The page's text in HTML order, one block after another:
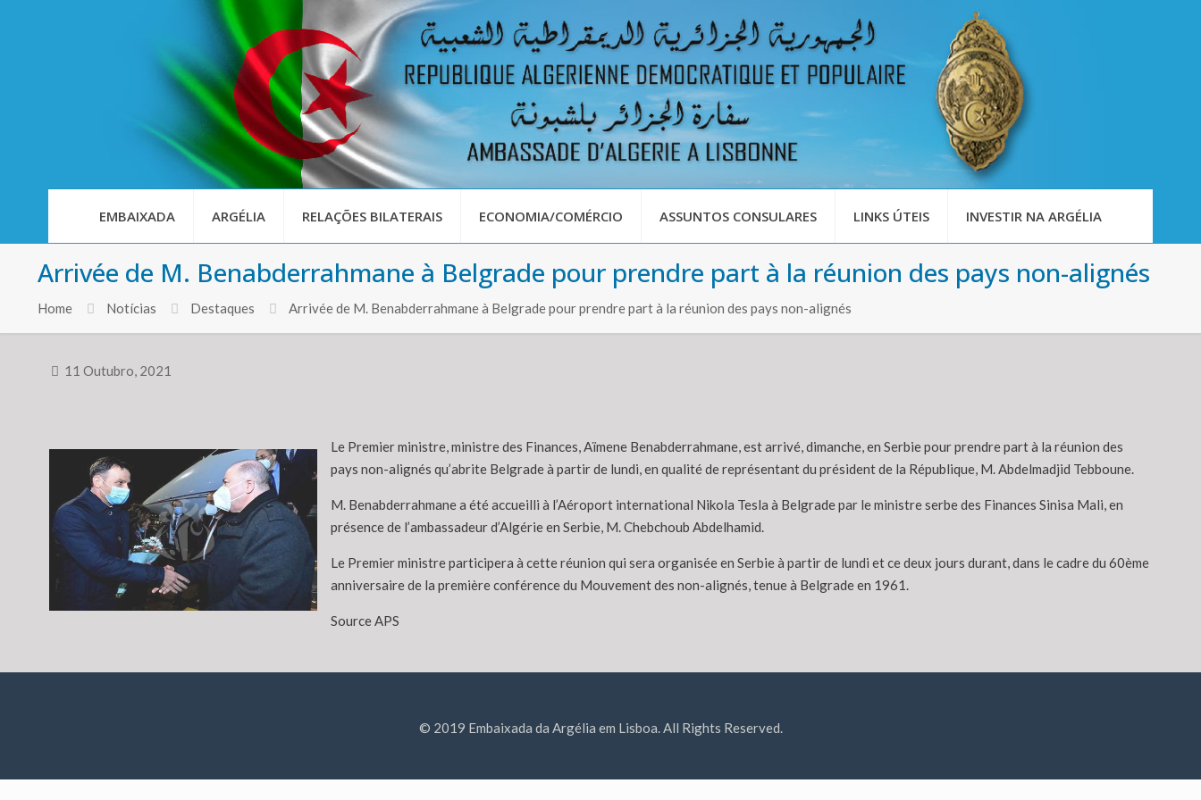
EMBAIXADA ARGÉLIA RELAÇÕES BILATERAIS ECONOMIA/COMÉRCIO ASSUNTOS CONSULARES LINKS ÚTEIS INVESTIR NA ARGÉLIA
Arrivée de M. Benabderrahmane à Belgrade pour prendre part à la réunion des pays non-alignés
Home Notícias Destaques Arrivée de M. Benabderrahmane à Belgrade pour prendre part à la réunion des pays non-alignés
11 Outubro, 2021
Le Premier ministre, ministre des Finances, Aïmene Benabderrahmane, est arrivé, dimanche, en Serbie pour prendre part à la réunion des
pays non-alignés qu’abrite Belgrade à partir de lundi, en qualité de représentant du président de la République, M. Abdelmadjid Tebboune.
M. Benabderrahmane a été accueilli à l’Aéroport international Nikola Tesla à Belgrade par le ministre serbe des Finances Sinisa Mali, en
présence de l’ambassadeur d’Algérie en Serbie, M. Chebchoub Abdelhamid.
Le Premier ministre participera à cette réunion qui sera organisée en Serbie à partir de lundi et ce deux jours durant, dans le cadre du 60ème
anniversaire de la première conférence du Mouvement des non-alignés, tenue à Belgrade en 1961.
Source APS
© 2019 Embaixada da Argélia em Lisboa. All Rights Reserved.